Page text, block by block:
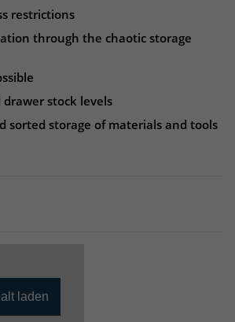
restrictions
through the chaotic storage
stock levels
sorted storage of materials and tools
laden
Cookie wird genutzt um temporär
Daten zu speichern